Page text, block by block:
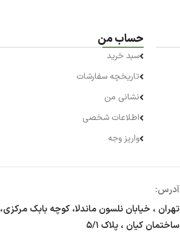
حساب من
سبد خرید
تاریخچه سفارشات
نشانی من
اطلاعات شخصی
واریز وجه
آدرس:
تهران ، خیابان نلسون ماندلا، کوچه بابک مرکزی،
ساختمان کیان ، پلاک ۵/۱